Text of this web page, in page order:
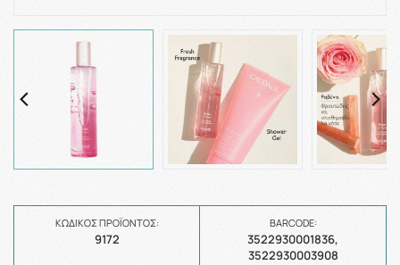
ΚΩΔΙΚΌΣ ΠΡΟΪΌΝΤΟΣ:
9172
BARCODE:
3522930001836,
3522930003908